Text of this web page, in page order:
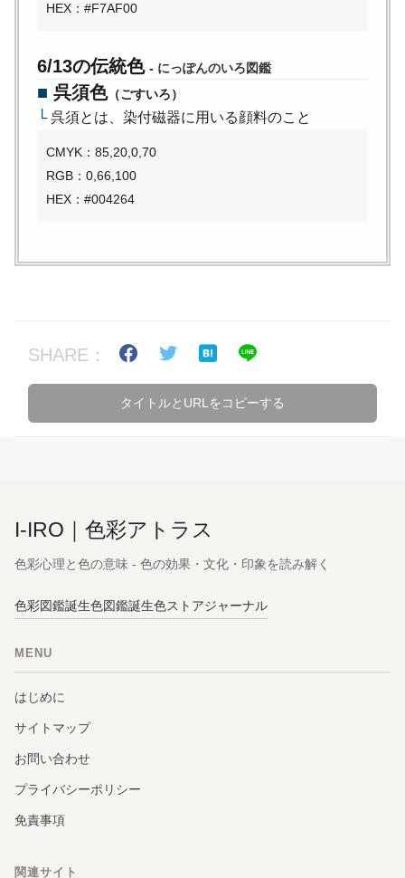
HEX：#F7AF00
6/13の伝統色 - にっぽんのいろ図鑑
■ 呉須色（ごすいろ）
└呉須とは、染付磁器に用いる顔料のこと
CMYK：85,20,0,70
RGB：0,66,100
HEX：#004264
SHARE：
タイトルとURLをコピーする
I-IRO｜色彩アトラス
色彩心理と色の意味 - 色の効果・文化・印象を読み解く
色彩図鑑誕生色図鑑誕生色ストアジャーナル
MENU
はじめに
サイトマップ
お問い合わせ
プライバシーポリシー
免責事項
関連サイト